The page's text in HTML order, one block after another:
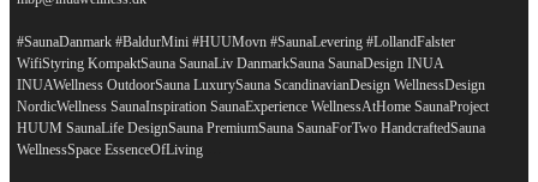
#SaunaDanmark #BaldurMini #HUUMovn #SaunaLevering #LollandFalster
WifiStyring KompaktSauna SaunaLiv DanmarkSauna SaunaDesign INUA
INUAWellness OutdoorSauna LuxurySauna ScandinavianDesign WellnessDesign
NordicWellness SaunaInspiration SaunaExperience WellnessAtHome SaunaProject
HUUM SaunaLife DesignSauna PremiumSauna SaunaForTwo HandcraftedSauna
WellnessSpace EssenceOfLiving